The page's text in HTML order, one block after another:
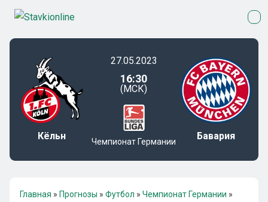
Кёльн
27.05.2023
16:30
(МСК)
Чемпионат Германии Бавария
Главная » Прогнозы » Футбол » Чемпионат Германии »